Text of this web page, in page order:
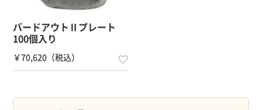
バードアウトⅡプレート
100個入り
￥70,620（税込）